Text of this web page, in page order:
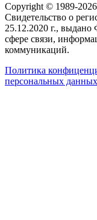
Copyright © 1989-
Свидетельство о
25.12.2020 г., выдано
сфере связи,
коммуникаций.
Политика
персональных данных